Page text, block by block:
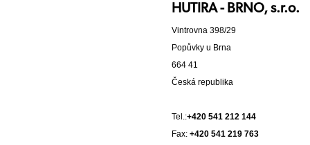
HUTIRA - BRNO, s.r.o.
Vintrovna 398/29
Popůvky u Brna
664 41
Česká republika
Tel.:+420 541 212 144
Fax: +420 541 219 763